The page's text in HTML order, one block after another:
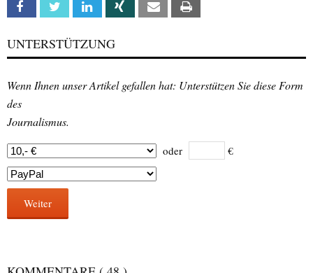
Facebook Twitter Linkedin Xing Email
UNTERSTÜTZUNG
Wenn Ihnen unser Artikel gefallen hat: Unterstützen Sie diese Form
des
Journalismus.
oder €
Weiter